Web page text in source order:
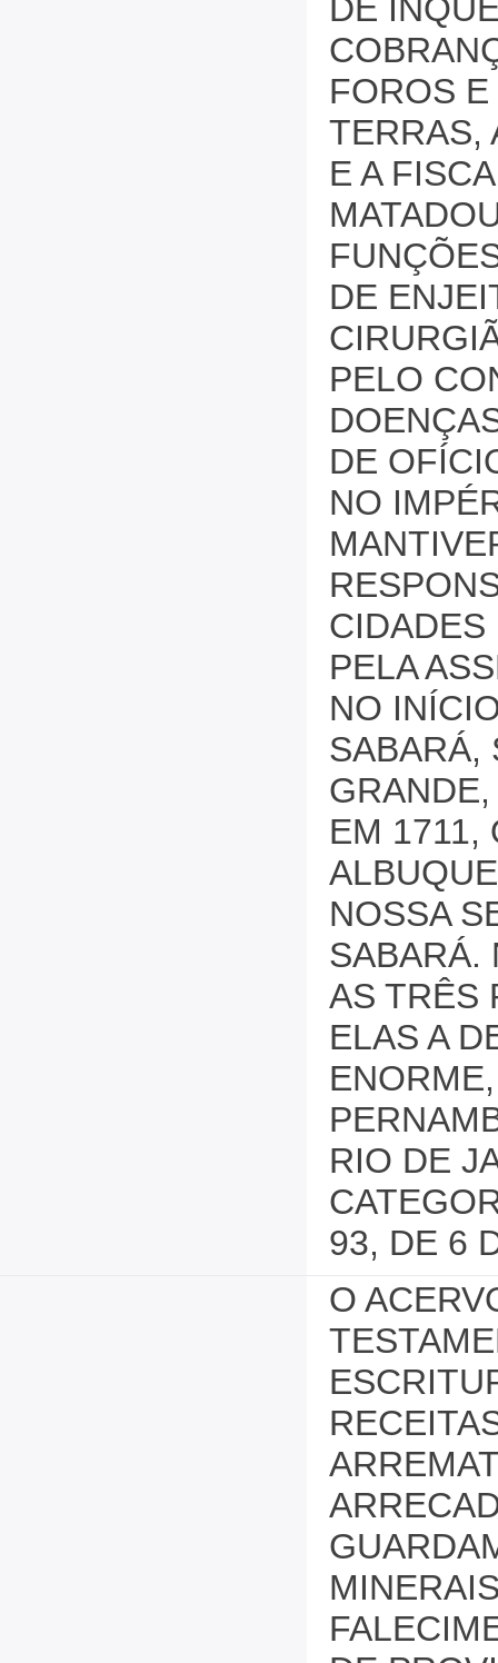
DE
FOROS
TERRAS,
E A
DE
PELO
DE
NO
PELA
NO
SABARÁ,
EM 1711,
NOSSA
SABARÁ.
AS TRÊS
ELAS A
RIO DE
93, DE 6
O